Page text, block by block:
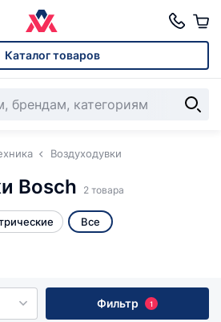
Каталог товаров
Воздуходувки
Bosch 2 товара
Все
Фильтр 1